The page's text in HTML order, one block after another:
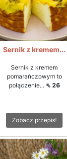
Sernik z kremem...
Sernik z kremem
pomarańczowym to
połączenie... ⇖ 26
Zobacz przepis!